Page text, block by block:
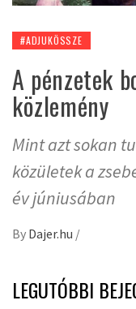
#ADJUKÖSSZE
A pénzetek
közlemény
Mint azt sokan
közületek a
év júniusában
By Dajer.hu /
LEGUTÓBBI